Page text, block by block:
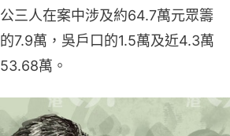
三人在案中涉及約64.7萬元眾籌
7.9萬，吳戶口的1.5萬及近4.3萬
萬。